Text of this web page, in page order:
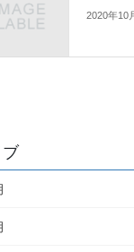
2020年10